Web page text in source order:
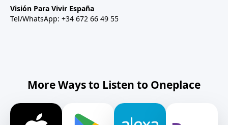
Visión Para Vivir España
Tel/WhatsApp: +34 672 66 49 55
More Ways to Listen to Oneplace